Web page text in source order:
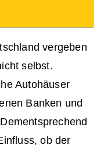
vergeben
selbst.
Autohäuser
Banken und
ob der